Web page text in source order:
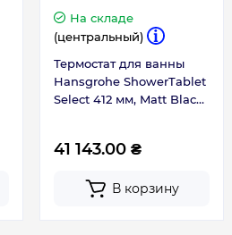
Гарантия
На складе
(центральный)
Термостат для ванны
Hansgrohe ShowerTablet
Select 412 мм, Matt Black
41 143.00 ₴
В корзину